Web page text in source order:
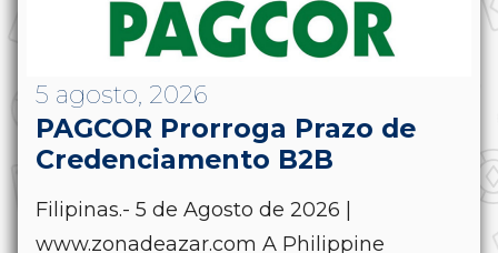
5 agosto, 2026
PAGCOR Prorroga Prazo de
Credenciamento B2B
Filipinas.- 5 de Agosto de 2026 |
www.zonadeazar.com A Philippine